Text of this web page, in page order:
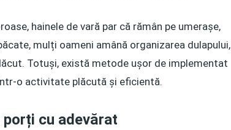
hainele de vară par că rămân pe umerașe,
mulți oameni amână organizarea dulapului,
Totuși, există metode ușor de implementat
o activitate plăcută și eficientă.
cu adevărat